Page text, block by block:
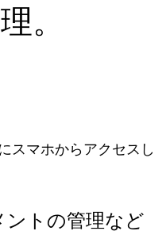
。
スマホからアクセスし
ントの管理など